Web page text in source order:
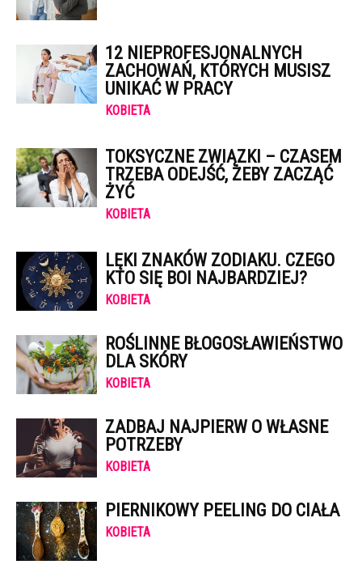
12 NIEPROFESJONALNYCH
ZACHOWAŃ, KTÓRYCH MUSISZ
UNIKAĆ W PRACY
KOBIETA
TOKSYCZNE ZWIĄZKI – CZASEM
TRZEBA ODEJŚĆ, ŻEBY ZACZĄĆ
ŻYĆ
KOBIETA
LĘKI ZNAKÓW ZODIAKU. CZEGO
KTO SIĘ BOI NAJBARDZIEJ?
KOBIETA
ROŚLINNE BŁOGOSŁAWIEŃSTWO
DLA SKÓRY
KOBIETA
ZADBAJ NAJPIERW O WŁASNE
POTRZEBY
KOBIETA
PIERNIKOWY PEELING DO CIAŁA
KOBIETA